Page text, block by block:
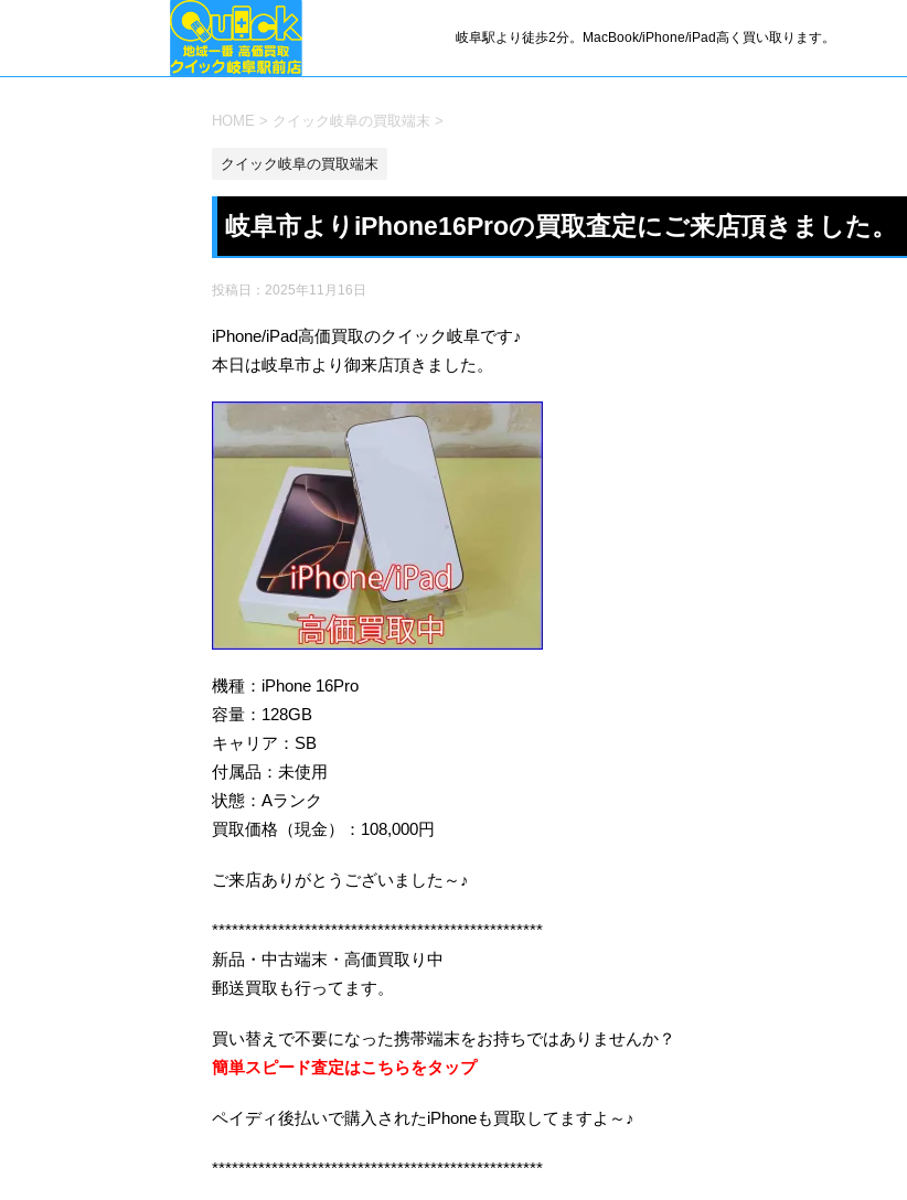
岐阜駅より徒歩2分。MacBook/iPhone/iPad高く買い取ります。
HOME > クイック岐阜の買取端末 >
クイック岐阜の買取端末
岐阜市よりiPhone16Proの買取査定にご来店頂きました。
投稿日： 2025年11月16日
iPhone/iPad高価買取のクイック岐阜です♪
本日は岐阜市より御来店頂きました。
機種：iPhone 16Pro
容量：128GB
キャリア：SB
付属品：未使用
状態：Aランク
買取価格（現金）：108,000円
ご来店ありがとうございました～♪
**************************************************
新品・中古端末・高価買取り中
郵送買取も行ってます。
買い替えで不要になった携帯端末をお持ちではありませんか？
簡単スピード査定はこちらをタップ
ペイディ後払いで購入されたiPhoneも買取してますよ～♪
**************************************************